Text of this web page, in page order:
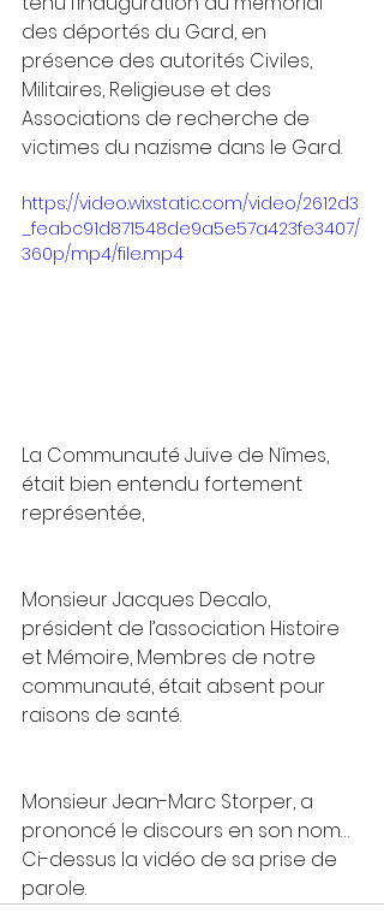
des déportés du Gard, en
présence des autorités Civiles,
Militaires, Religieuse et des
Associations de recherche de
victimes du nazisme dans le Gard.
https://video.wixstatic.com/video/2612d3
_feabc91d871548de9a5e57a423fe3407/
360p/mp4/file.mp4
La Communauté Juive de Nîmes,
était bien entendu fortement
représentée,
Monsieur Jacques Decalo,
président de l’association Histoire
et Mémoire, Membres de notre
communauté, était absent pour
raisons de santé.
Monsieur Jean-Marc Storper, a
prononcé le discours en son nom…
Ci-dessus la vidéo de sa prise de
parole.